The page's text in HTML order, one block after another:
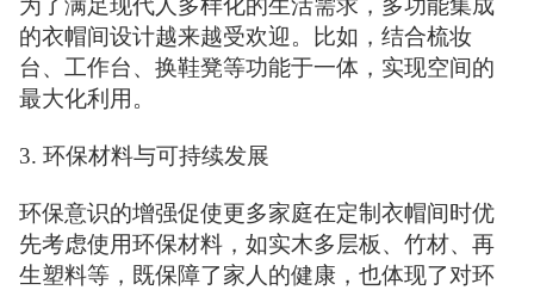
为了满足现代人多样化的生活需求，多功能集成
的衣帽间设计越来越受欢迎。比如，结合梳妆
台、工作台、换鞋凳等功能于一体，实现空间的
最大化利用。
3. 环保材料与可持续发展
环保意识的增强促使更多家庭在定制衣帽间时优
先考虑使用环保材料，如实木多层板、竹材、再
生塑料等，既保障了家人的健康，也体现了对环